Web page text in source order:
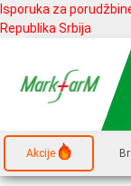
Isporuka za
Republika Srbija
Akcije